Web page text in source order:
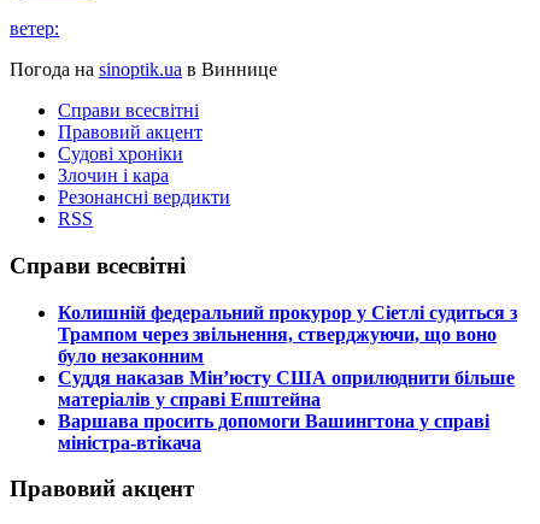
ветер:
Погода на sinoptik.ua в Виннице
Справи всесвітні
Правовий акцент
Судові хроніки
Злочин і кара
Резонансні вердикти
RSS
Справи всесвітні
​Колишній федеральний прокурор у Сіетлі судиться з
Трампом через звільнення, стверджуючи, що воно
було незаконним
​Суддя наказав Мін’юсту США оприлюднити більше
матеріалів у справі Епштейна
​Варшава просить допомоги Вашингтона у справі
міністра-втікача
Правовий акцент